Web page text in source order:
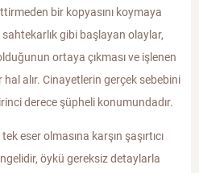
bir kopyasını koymaya
gibi başlayan olaylar,
ortaya çıkması ve işlenen
alır. Cinayetlerin gerçek sebebini
derece şüpheli konumundadır.
eser olmasına karşın şaşırtıcı
öykü gereksiz detaylarla